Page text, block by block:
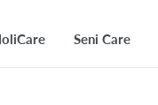
Seni Care